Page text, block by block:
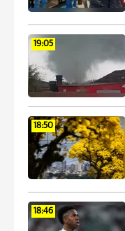
19:05
18:50
18:46